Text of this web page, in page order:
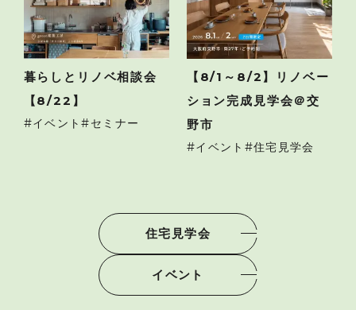
暮らしとリノベ相談会
【8/22】
イベント セミナー
【8/1～8/2】リノベー
ション完成見学会＠交
野市
イベント 住宅見学会
住宅見学会
イベント